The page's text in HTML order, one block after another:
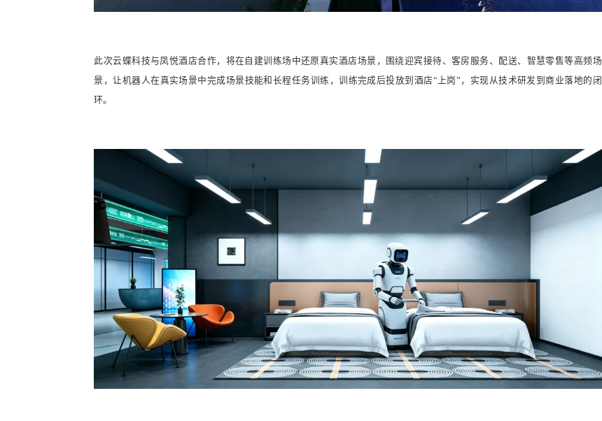
此次云蝶科技与凤悦酒店合作，将在自建训练场中还原真实酒店场景，围绕迎宾接待、客房服务、配送、智慧零售等高频场
景，让机器人在真实场景中完成场景技能和长程任务训练，训练完成后投放到酒店“上岗”，实现从技术研发到商业落地的闭
环。